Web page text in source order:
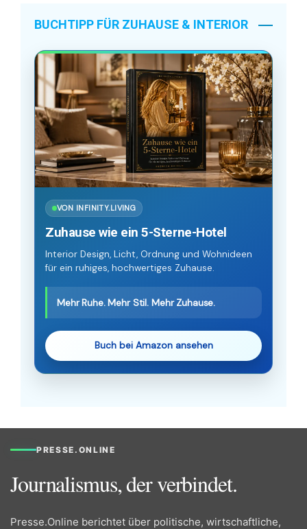
BUCHTIPP FÜR ZUHAUSE & INTERIOR
VON INFINITY.LIVING
Zuhause wie ein 5-Sterne-Hotel
Interior Design, Licht, Ordnung und Wohnideen
für ein ruhiges, hochwertiges Zuhause.
Mehr Ruhe. Mehr Stil. Mehr Zuhause.
Buch bei Amazon ansehen
PRESSE.ONLINE
Journalismus, der verbindet.
Presse.Online berichtet über politische, wirtschaftliche,